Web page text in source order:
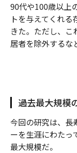
90代や100歳以上
トを与えてくれ
きた。ただし、
居者を除外するな
過去最大規模
今回の研究は、長
ーを生涯にわたっ
最大規模だ。